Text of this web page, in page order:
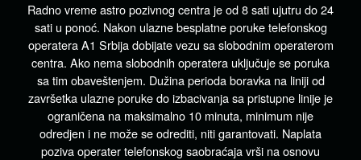
Radno vreme astro pozivnog centra je od 8 sati ujutru do 24
sati u ponoć. Nakon ulazne besplatne poruke telefonskog
operatera A1 Srbija dobijate vezu sa slobodnim operaterom
centra. Ako nema slobodnih operatera uključuje se poruka
sa tim obaveštenjem. Dužina perioda boravka na liniji od
završetka ulazne poruke do izbacivanja sa pristupne linije je
ograničena na maksimalno 10 minuta, minimum nije
odredjen i ne može se odrediti, niti garantovati. Naplata
poziva operater telefonskog saobraćaja vrši na osnovu